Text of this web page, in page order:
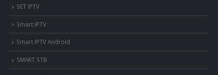
SET IPTV
Smart IPTV
Smart IPTV Android
SMART STB